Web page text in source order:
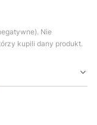
Nie
kupili dany produkt.